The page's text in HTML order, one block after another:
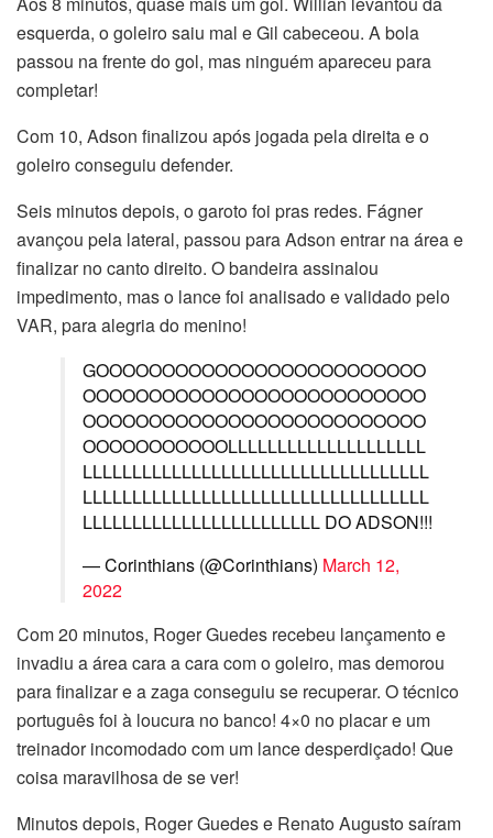
esquerda, o goleiro saiu mal e Gil cabeceou. A bola
passou na frente do gol, mas ninguém apareceu para
completar!
Com 10, Adson finalizou após jogada pela direita e o
goleiro conseguiu defender.
Seis minutos depois, o garoto foi pras redes. Fágner
avançou pela lateral, passou para Adson entrar na área e
finalizar no canto direito. O bandeira assinalou
impedimento, mas o lance foi analisado e validado pelo
VAR, para alegria do menino!
GOOOOOOOOOOOOOOOOOOOOOOOOO
OOOOOOOOOOOOOOOOOOOOOOOOOO
OOOOOOOOOOOOOOOOOOOOOOOOOO
OOOOOOOOOOOLLLLLLLLLLLLLLLLLLLL
LLLLLLLLLLLLLLLLLLLLLLLLLLLLLLLLLLL
LLLLLLLLLLLLLLLLLLLLLLLLLLLLLLLLLLL
LLLLLLLLLLLLLLLLLLLLLLLL DO ADSON!!!
— Corinthians (@Corinthians) March 12,
2022
Com 20 minutos, Roger Guedes recebeu lançamento e
invadiu a área cara a cara com o goleiro, mas demorou
para finalizar e a zaga conseguiu se recuperar. O técnico
português foi à loucura no banco! 4×0 no placar e um
treinador incomodado com um lance desperdiçado! Que
coisa maravilhosa de se ver!
Minutos depois, Roger Guedes e Renato Augusto saíram